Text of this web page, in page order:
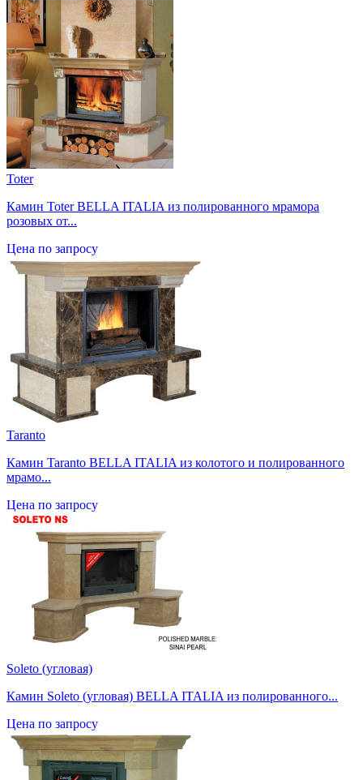
Toter
Камин Toter BELLA ITALIA из полированного мрамора
розовых от...
Цена по запросу
Taranto
Камин Taranto BELLA ITALIA из колотого и полированного
мрамо...
Цена по запросу
Soleto (угловая)
Камин Soleto (угловая) BELLA ITALIA из полированного...
Цена по запросу